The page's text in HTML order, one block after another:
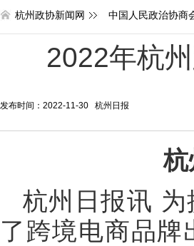
杭州政协新闻网 中国人民政治协商
2022年杭
发布时间：2022-11-30 杭州日报
杭
杭州日报讯
了跨境电商品牌